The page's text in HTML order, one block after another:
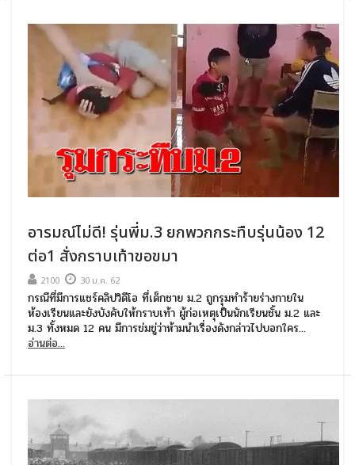
อารมณ์ไม่ดี! รุ่นพี่ม.3 ยกพวกกระทืบรุ่นน้อง 12
ต่อ1 สั่งกราบเท้าขอขมา
2100 30 ม.ค. 62
กรณีที่มีการแชร์คลิปวิดีโอ ที่เด็กชาย ม.2 ถูกรุมทำร้ายร่างกายใน
ห้องเรียนและยังบังคับให้กราบเท้า ผู้ก่อเหตุเป็นนักเรียนชั้น ม.2 และ
ม.3 ทั้งหมด 12 คน มีการข่มขู่ว่าห้ามนำเรื่องดังกล่าวไปบอกใคร...
อ่านต่อ...